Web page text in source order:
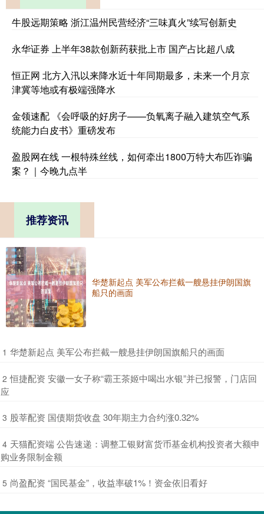
牛股远期策略 浙江温州民营经济“三味真火”续写创新史
永华证券 上半年38款创新药获批上市 国产占比超八成
恒正网 北方入汛以来降水近十年同期最多，未来一个月京
津冀等地或有极端强降水
金领速配 《会呼吸的好房子——负氧离子融入建筑空气系
统能力白皮书》重磅发布
盈股网在线 一根特殊丝线，如何牵出1800万特大布匹诈骗
案？｜今晚九点半
推荐资讯
华楚新起点 美军公布拦截一艘悬挂伊朗国旗
船只的画面
1 ​华楚新起点 美军公布拦截一艘悬挂伊朗国旗船只的画面
2 ​恒捷配资 安徽一女子称“霸王茶姬中喝出水银”并已报警，门店回
应
3 ​股莘配资 国债期货收盘 30年期主力合约涨0.32%
4 ​天猫配资端 公告速递：调整工银财富货币基金机构投资者大额申
购业务限制金额
5 ​尚盈配资 “国民基金”，收益率破1%！资金依旧看好